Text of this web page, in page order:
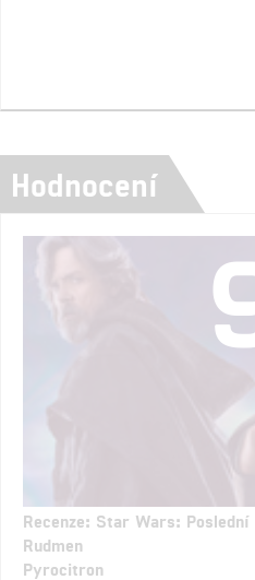
Hodnocení
Recenze: Star Wars: Poslední
Rudmen
Pyrocitron